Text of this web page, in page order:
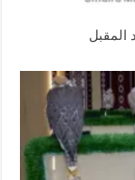
المقبل